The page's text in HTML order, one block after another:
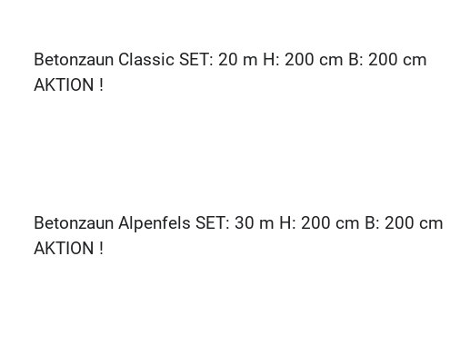
Betonzaun Classic SET: 20 m H: 200 cm B: 200 cm
AKTION !
Betonzaun Alpenfels SET: 30 m H: 200 cm B: 200 cm
AKTION !